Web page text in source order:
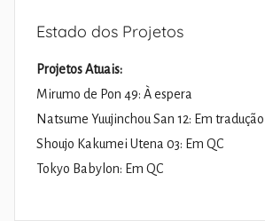
Estado dos Projetos
Projetos Atuais:
Mirumo de Pon 49: À espera
Natsume Yuujinchou San 12: Em tradução
Shoujo Kakumei Utena 03: Em QC
Tokyo Babylon: Em QC